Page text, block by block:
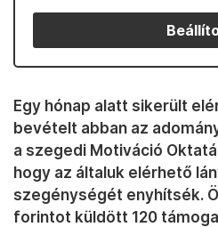
Egy hónap alatt sikerült
bevételt abban az
a szegedi Motiváció
hogy az általuk elérhető
szegénységét enyhítsék.
forintot küldött 120